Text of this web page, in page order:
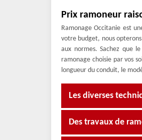
Prix ramoneur
Ramonage Occitanie est
votre budget, nous
aux normes. Sachez que
ramonage choisie par vos
longueur du conduit, le
Les diverses
Des travaux de